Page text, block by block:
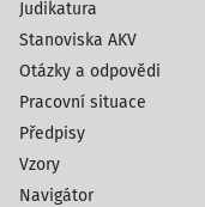
Judikatura
Stanoviska AKV
Otázky a odpovědi
Pracovní situace
Předpisy
Vzory
Navigátor